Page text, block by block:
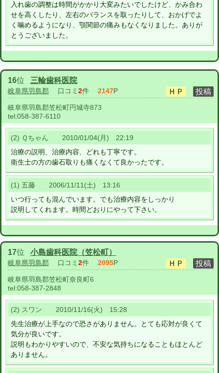
入れ歯の調整は時間がかかり大変みたいでしたけど、かみ合わ
せを高くしたり、左右のバランスを取ったりして、おかげでよ
く噛めるようになり、顎関節の痛みもなくなりました。ありが
とうございました。
16位 三輪歯科医院
岐阜県羽島郡 口コミ 2件 2147P
岐阜県羽島郡笠松町円城寺873
tel:058-387-6110
(2) Ｑちゃん 2010/01/04(月) 22:19
治療の説明、治療内容、どれも丁寧です。
衛生士の方の歯石取りも痛くなくて良かったです。
(1) 五藤 2006/11/11(土) 13:16
いつ行っても混んでいます。でも治療内容をしっかり
説明してくれます。時間どおりにやって下さい。
17位 小島歯科医院（笠松町）
岐阜県羽島郡 口コミ 2件 2095P
岐阜県羽島郡笠松町奈良町6
tel:058-387-2848
(2) スワン 2010/11/16(火) 15:28
先生治療が上手なので恐さがありません。とても応対が良くて
気分が良いです。
説明もわかりやすいので、不安な気持ちになることもほとんど
ありません。